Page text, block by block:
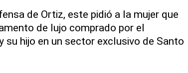
de Ortiz, este pidió a la mujer que
de lujo comprado por el
su hijo en un sector exclusivo de Santo